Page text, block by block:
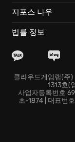
친구들과 실력을
의 이름을 빛내세요!
지금 바로 AVICII
지포스 나우
법률 정보
클라우드게임랩(주)
1313호(
사업자등록번호
초-1874 | 대표번